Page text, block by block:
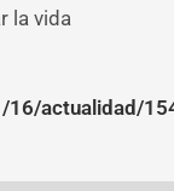
la vida
actualidad/